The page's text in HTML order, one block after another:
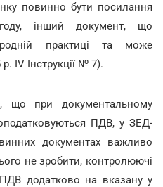
повинно бути посилання
інший документ, що
практиці та може
IV Інструкції № 7).
що при документальному
ПДВ, у ЗЕД-
документах важливо
не зробити, контролюючі
додатково на вказану у